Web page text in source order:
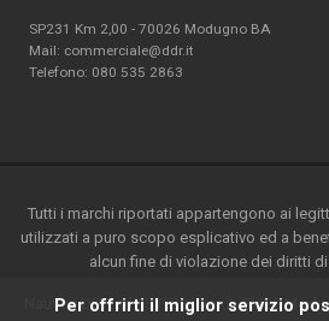
Per offrirti il miglior servizio
SP231 Km 2,00 - 70026 Modugno BA
Mail: commerciale@ddr.it
Telefono: 080 535 2863
Tutti i marchi riportati appartengono ai
utilizzati a puro scopo esplicativo ed a
alcun fine di violazione dei diritti
Nautica DDR srl - S.P. 231 km.2-70026